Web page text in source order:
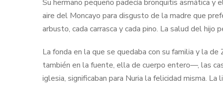
Su hermano pequeño padecía bronquitis asmática y
aire del Moncayo para disgusto de la madre que
arbusto, cada carrasca y cada pino. La salud del hijo
La fonda en la que se quedaba con su familia y la
también en la fuente, ella de cuerpo entero—, las
iglesia, significaban para Nuria la felicidad misma. La